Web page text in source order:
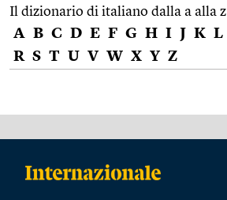
Il dizionario di italiano dalla a alla z
A B C D E F G H I J K L
R S T U V W X Y Z